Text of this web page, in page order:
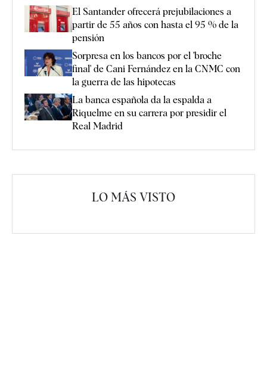
El Santander ofrecerá prejubilaciones a
partir de 55 años con hasta el 95 % de la
pensión
Sorpresa en los bancos por el 'broche
final' de Cani Fernández en la CNMC con
la guerra de las hipotecas
La banca española da la espalda a
Riquelme en su carrera por presidir el
Real Madrid
LO MÁS VISTO